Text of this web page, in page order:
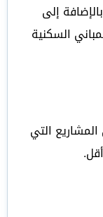
إلى
السكنية
التي